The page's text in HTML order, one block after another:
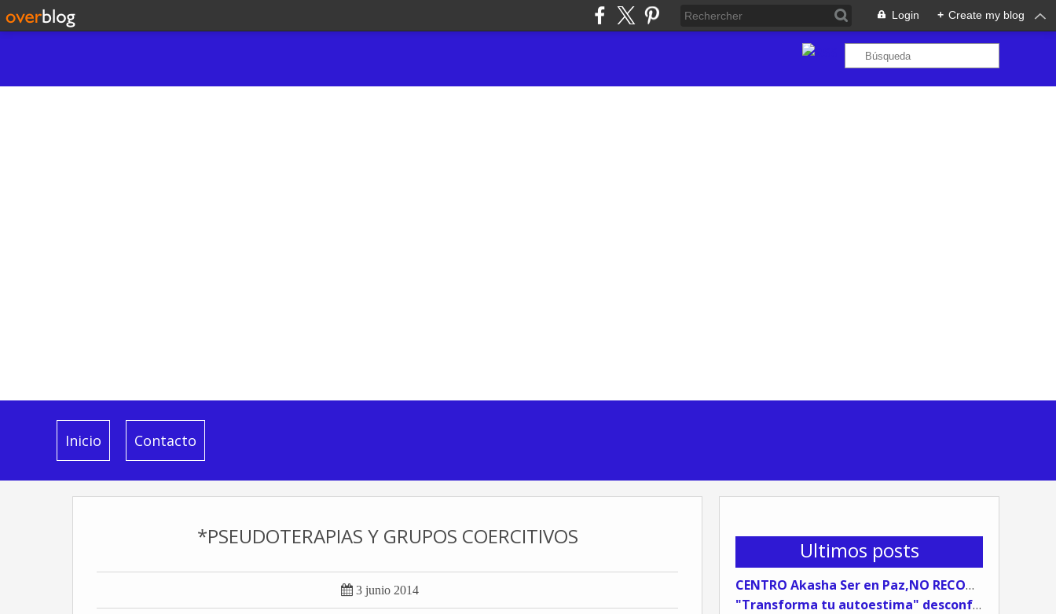
Login + Create my blog
Inicio Contacto
Ultimos posts
CENTRO Akasha Ser en Paz,NO RECOMENDABLE
"Transforma tu autoestima" desconfía del coaching sistémico.
*PSEUDOTERAPIAS Y GRUPOS COERCITIVOS
 3 junio 2014